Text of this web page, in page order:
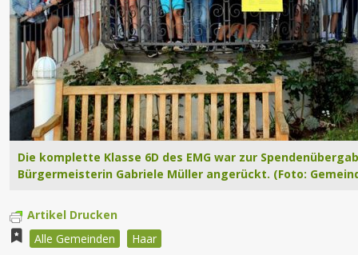
Die komplette Klasse 6D des EMG war zur
Bürgermeisterin Gabriele Müller angerückt. (Foto:
Artikel Drucken
Alle Gemeinden
Haar